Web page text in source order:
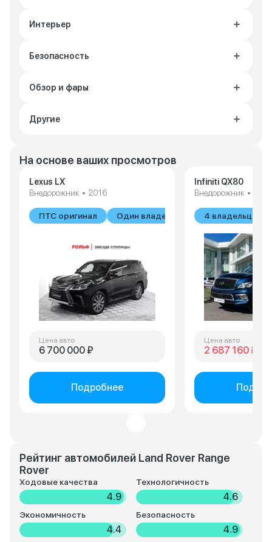
Интерьер
Безопасность
Обзор и фары
Другие
На основе ваших просмотров
Lexus LX
Внедорожник • 2016
ПТС оригинал Один владелец
Цена авто
6 700 000 ₽
Подробнее
Infiniti QX80
Внедорожник • 2017
4 владельца
Цена авто
2 687 160 ₽
Рейтинг автомобилей Land Rover Range
Rover
Ходовые качества
4.9
Технологичность
4.6
Экономичность
4.4
Безопасность
4.9